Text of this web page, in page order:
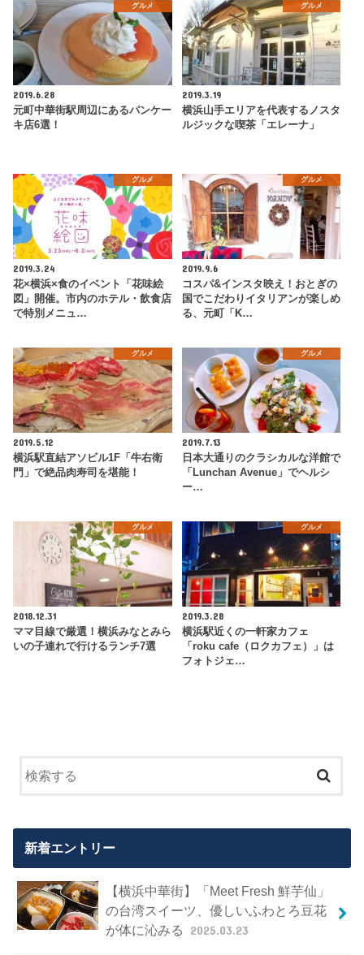
グルメ
2019.6.28
元町中華街駅周辺にあるパンケー
キ店6選！
グルメ
2019.3.19
横浜山手エリアを代表するノスタ
ルジックな喫茶「エレーナ」
グルメ
2019.3.24
花×横浜×食のイベント「花味絵
図」開催。市内のホテル・飲食店
で特別メニュ…
グルメ
2019.9.6
コスパ&インスタ映え！おとぎの
国でこだわりイタリアンが楽しめ
る、元町「K…
グルメ
2019.5.12
横浜駅直結アソビル1F「牛右衛
門」で絶品肉寿司を堪能！
グルメ
2019.7.13
日本大通りのクラシカルな洋館で
「Lunchan Avenue」でヘルシ
ー…
グルメ
2018.12.31
ママ目線で厳選！横浜みなとみら
いの子連れで行けるランチ7選
グルメ
2019.3.28
横浜駅近くの一軒家カフェ
「roku cafe（ロクカフェ）」は
フォトジェ…
新着エントリー
【横浜中華街】「Meet Fresh 鮮芋仙」
の台湾スイーツ、優しいふわとろ豆花
が体に沁みる
2025.03.23